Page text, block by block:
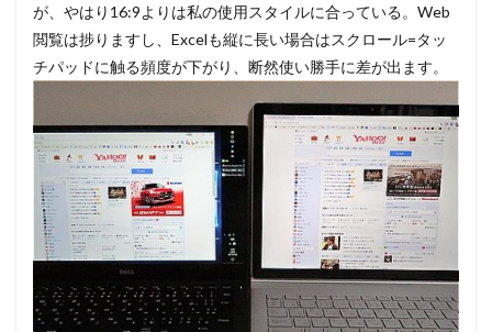
が、やはり16:9よりは私の使用スタイルに合っている。Web
閲覧は捗りますし、Excelも縦に長い場合はスクロール=タッ
チパッドに触る頻度が下がり、断然使い勝手に差が出ます。